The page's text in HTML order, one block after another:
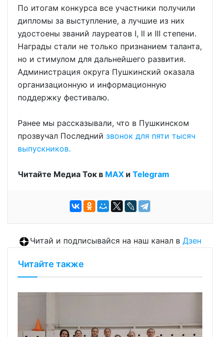
По итогам конкурса все участники получили
дипломы за выступление, а лучшие из них
удостоены званий лауреатов I, II и III степени.
Награды стали не только признанием таланта,
но и стимулом для дальнейшего развития.
Администрация округа Пушкинский оказала
организационную и информационную
поддержку фестивалю.
Ранее мы рассказывали, что в Пушкинском
прозвучал Последний звонок для пяти тысяч
выпускников.
Читайте Медиа Ток в МАХ и Telegram
Читай и подписывайся на наш канал в Дзен
Читайте также